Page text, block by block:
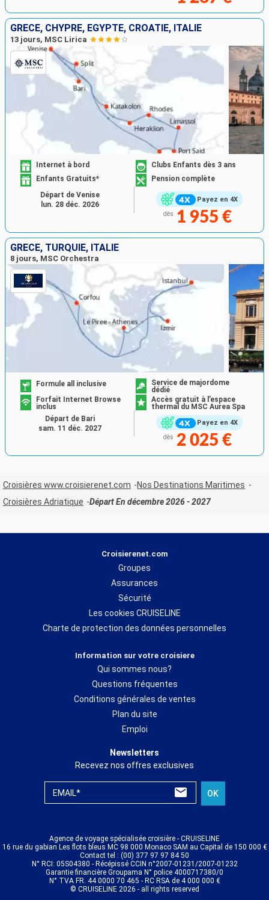
GRÈCE, CHYPRE, EGYPTE, CROATIE, ITALIE
13 jours, MSC Lirica
Payez en 4X
Internet à bord
Clubs Enfants dès 3 ans
Enfants Gratuits*
Pension complète
dès 1 955 €
Départ de Venise
lun. 28 déc. 2026
GRÈCE, TURQUIE, ITALIE
8 jours, MSC Orchestra
Payez en 4X
Formule all inclusive
Service de majordome
dédié
Forfait Internet Browse
inclus
Accès gratuit à l’espace
thermal du MSC Aurea Spa
dès 2 025 €
Départ de Bari
sam. 11 déc. 2027
Croisières www.croisierenet.com
Nos Destinations Maritimes
Croisières Adriatique
Départ En décembre 2026 - 2027
Croisierenet.com
Groupes
Assurances
Sécurité
Les cookies CRUISELINE
Charte de protection des données personnelles
Information sur votre croisiere
Qui sommes nous?
Questions fréquentes
Conditions générales de ventes
Plan du site
Emploi
Newsletters
Recevez nos offres exclusives
EMAIL* OK
Agence de voyage spécialisée croisière - CRUISELINE
16 rue du gabian Les flots bleus MC 98 000 Monaco SAM au Capital de 150 000 €
Contact tel : (00) 377 97 97 84 50
N° RCI: 05S04380 - Récépissé CCIN n°2007-01231/2007-01232
Garantie financière Groupama N° police 4000717380/0
N° TVA FR. 44 0000 70 465 - RC RSA de 4 000 000 €
© CRUISELINE 2026 - all rights reserved